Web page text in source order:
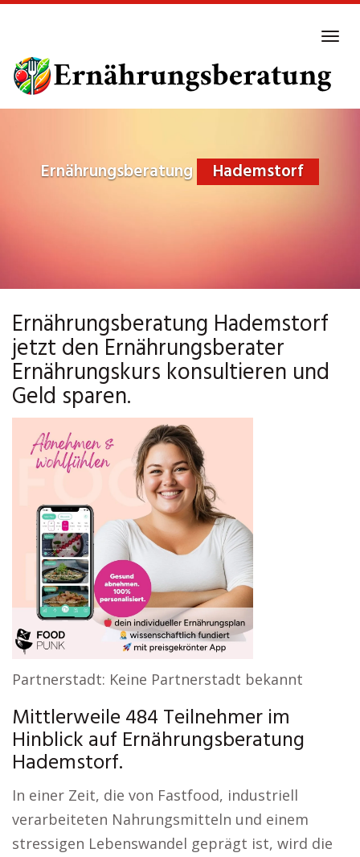
main
content
Ernährungsberatung Hademstorf
Ernährungsberatung Hademstorf
jetzt den Ernährungsberater
Ernährungskurs konsultieren und
Geld sparen.
Partnerstadt: Keine Partnerstadt bekannt
Mittlerweile 484 Teilnehmer im
Hinblick auf Ernährungsberatung
Hademstorf.
In einer Zeit, die von Fastfood, industriell
verarbeiteten Nahrungsmitteln und einem
stressigen Lebenswandel geprägt ist, wird die